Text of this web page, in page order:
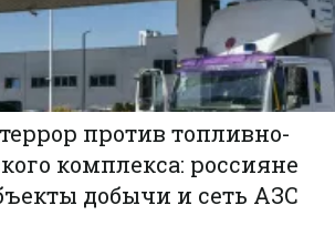
против топливно-
комплекса: россияне
добычи и сеть АЗС